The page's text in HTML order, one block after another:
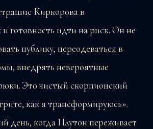
Киркорова в
и готовность идти на риск. Он не
публику, переодеваться в
внедрять невероятные
Это чистый скорпионский
как я трансформируюсь».
день, когда Плутон переживает